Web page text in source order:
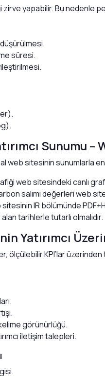
zirve yapabilir. Bu
süresi.
Sunumu
web sitesinin sunumlarla
web sitesindeki canlı
salımı değerleri web
IR bölümünde
tarihlerle tutarlı olmalıdır.
Yatırımcı
ölçülebilir KPI’lar
görünürlüğü.
iletişim talepleri.